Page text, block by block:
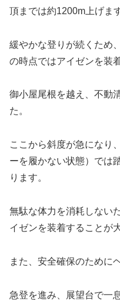
頂までは約1200m上げます
緩やかな登りが続くため
の時点ではアイゼンを装
御小屋尾根を越え、不動
た。
ここから斜度が急になり
ーを履かない状態）では
ります。
無駄な体力を消耗しない
イゼンを装着することが
また、安全確保のために
急登を進み、展望台で一